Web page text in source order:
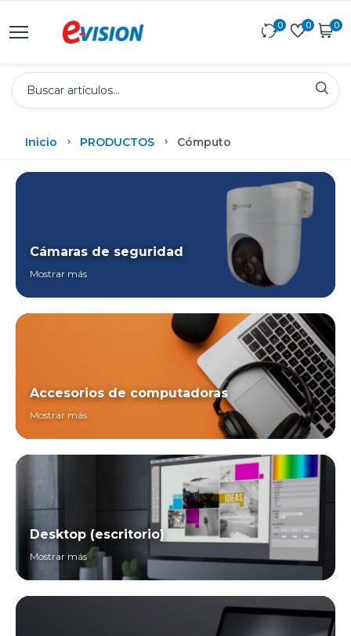
0 0 0
Inicio PRODUCTOS Cómputo
Cámaras de seguridad
Mostrar más
Accesorios de computadoras
Mostrar más
Desktop (escritorio)
Mostrar más